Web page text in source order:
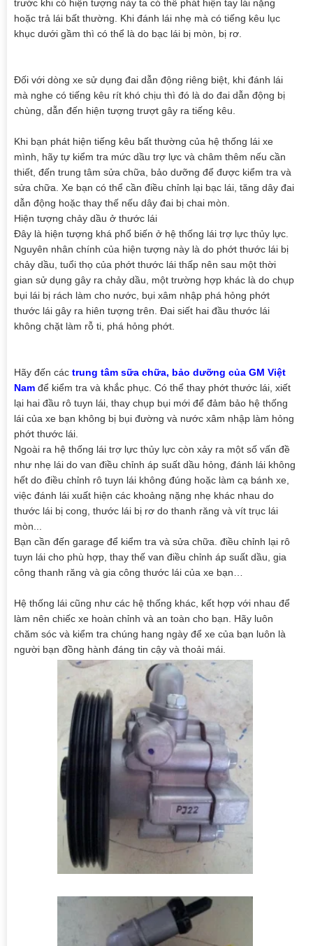
trước khi có hiện tượng này ta có thể phát hiện tay lái nặng
hoặc trả lái bất thường. Khi đánh lái nhẹ mà có tiếng kêu lục
khục dưới gầm thì có thể là do bạc lái bị mòn, bị rơ.
Đối với dòng xe sử dụng đai dẫn động riêng biệt, khi đánh lái
mà nghe có tiếng kêu rít khó chịu thì đó là do đai dẫn động bị
chùng, dẫn đến hiện tượng trượt gây ra tiếng kêu.
Khi bạn phát hiện tiếng kêu bất thường của hệ thống lái xe
mình, hãy tự kiểm tra mức dầu trợ lực và châm thêm nếu cần
thiết, đến trung tâm sửa chữa, bảo dưỡng để được kiểm tra và
sửa chữa. Xe bạn có thể cần điều chỉnh lại bạc lái, tăng dây đai
dẫn động hoặc thay thế nếu dây đai bị chai mòn.
Hiện tượng chảy dầu ở thước lái
Đây là hiện tượng khá phổ biến ở hệ thống lái trợ lực thủy lực.
Nguyên nhân chính của hiện tượng này là do phớt thước lái bị
chảy dầu, tuổi thọ của phớt thước lái thấp nên sau một thời
gian sử dụng gây ra chảy dầu, một trường hợp khác là do chụp
bụi lái bị rách làm cho nước, bụi xâm nhập phá hỏng phớt
thước lái gây ra hiên tượng trên. Đai siết hai đầu thước lái
không chặt làm rỗ ti, phá hỏng phớt.
Hãy đến các trung tâm sữa chữa, bảo dưỡng của GM Việt
Nam để kiểm tra và khắc phục. Có thể thay phớt thước lái, xiết
lại hai đầu rô tuyn lái, thay chụp bụi mới để đảm bảo hệ thống
lái của xe bạn không bị bụi đường và nước xâm nhập làm hỏng
phớt thước lái.
Ngoài ra hệ thống lái trợ lực thủy lực còn xảy ra một số vấn đề
như nhẹ lái do van điều chỉnh áp suất dầu hỏng, đánh lái không
hết do điều chỉnh rô tuyn lái không đúng hoặc làm cạ bánh xe,
việc đánh lái xuất hiện các khoảng nặng nhẹ khác nhau do
thước lái bị cong, thước lái bị rơ do thanh răng và vít trục lái
mòn...
Bạn cần đến garage để kiểm tra và sửa chữa. điều chỉnh lại rô
tuyn lái cho phù hợp, thay thế van điều chỉnh áp suất dầu, gia
công thanh răng và gia công thước lái của xe bạn…
Hệ thống lái cũng như các hệ thống khác, kết hợp với nhau để
làm nên chiếc xe hoàn chỉnh và an toàn cho bạn. Hãy luôn
chăm sóc và kiểm tra chúng hang ngày để xe của bạn luôn là
người bạn đồng hành đáng tin cậy và thoải mái.